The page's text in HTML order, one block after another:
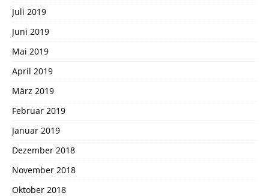
Juli 2019
Juni 2019
Mai 2019
April 2019
März 2019
Februar 2019
Januar 2019
Dezember 2018
November 2018
Oktober 2018